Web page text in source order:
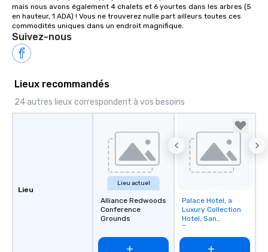
mais nous avons également 4 chalets et 6 yourtes dans les arbres (5
en hauteur, 1 ADA) ! Vous ne trouverez nulle part ailleurs toutes ces
commodités uniques dans un endroit magnifique.
Suivez-nous
Lieux recommandés
24 autres lieux correspondent à vos besoins
Lieu
Lieu actuel
Alliance Redwoods
Conference
Grounds
Removed from
favorites
Palace Hotel, a
Luxury Collection
Hotel, San
Francisco